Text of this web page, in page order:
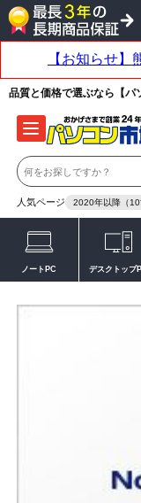
品質と価格で選ぶなら【パ
人気ページ 2020年以降（10
ノートPC デスクトップ